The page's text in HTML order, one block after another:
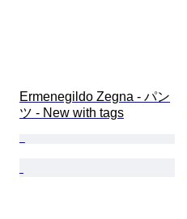
Ermenegildo Zegna - パン
ツ - New with tags